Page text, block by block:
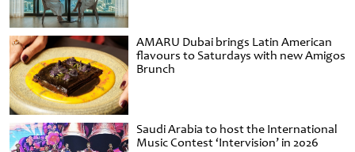
AMARU Dubai brings Latin American
flavours to Saturdays with new Amigos
Brunch
Saudi Arabia to host the International
Music Contest ‘Intervision’ in 2026